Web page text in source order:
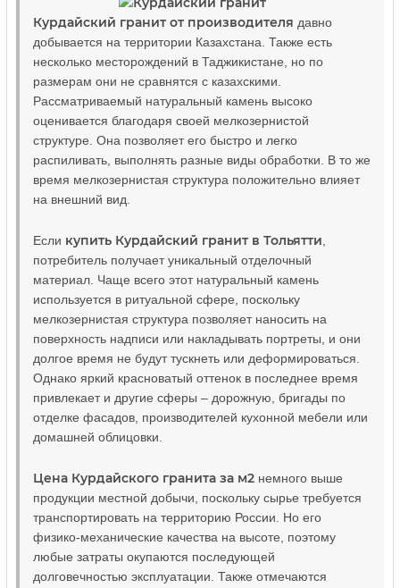
Курдайский гранит от производителя давно
добывается на территории Казахстана. Также есть
несколько месторождений в Таджикистане, но по
размерам они не сравнятся с казахскими.
Рассматриваемый натуральный камень высоко
оценивается благодаря своей мелкозернистой
структуре. Она позволяет его быстро и легко
распиливать, выполнять разные виды обработки. В то же
время мелкозернистая структура положительно влияет
на внешний вид.
Если купить Курдайский гранит в Тольятти
потребитель получает уникальный отделочный
материал. Чаще всего этот натуральный камень
используется в ритуальной сфере, поскольку
мелкозернистая структура позволяет наносить на
поверхность надписи или накладывать портреты, и они
долгое время не будут тускнеть или деформироваться.
Однако яркий красноватый оттенок в последнее время
привлекает и другие сферы – дорожную, бригады по
отделке фасадов, производителей кухонной мебели или
домашней облицовки.
Цена Курдайского гранита за м2 немного выше
продукции местной добычи, поскольку сырье требуется
транспортировать на территорию России. Но его
физико-механические качества на высоте, поэтому
любые затраты окупаются последующей
долговечностью эксплуатации. Также отмечаются